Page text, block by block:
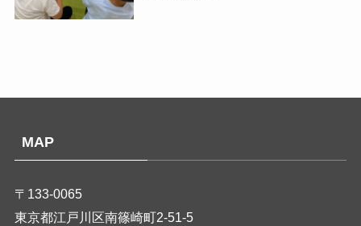
MAP
〒133-0065
東京都江戸川区南篠崎町2-51-5